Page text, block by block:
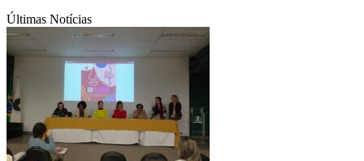
Últimas Notícias